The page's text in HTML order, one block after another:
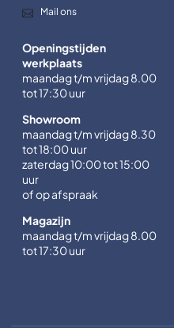
Mail ons
Openingstijden
werkplaats
maandag t/m vrijdag 8.00
tot 17:30 uur
Showroom
maandag t/m vrijdag 8.30
tot 18:00 uur
zaterdag 10:00 tot 15:00
uur
of op afspraak
Magazijn
maandag t/m vrijdag 8.00
tot 17:30 uur